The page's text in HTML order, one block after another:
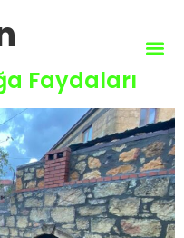
Faydaları